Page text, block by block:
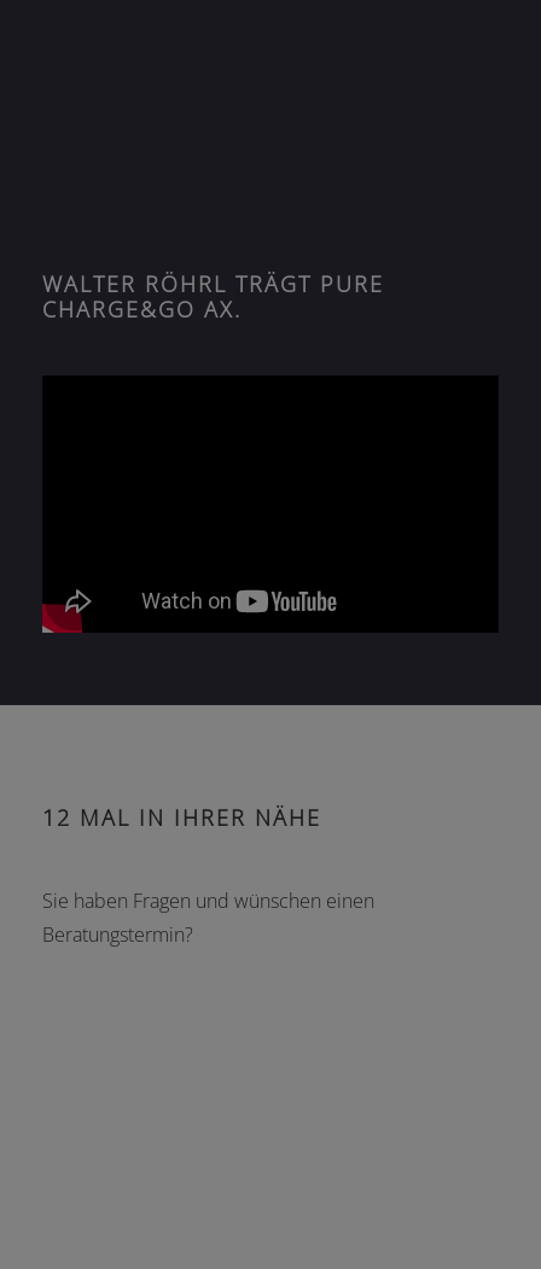
WALTER RÖHRL TRÄGT PURE
CHARGE&GO AX.
12 MAL IN IHRER NÄHE
Sie haben Fragen und wünschen einen
Beratungstermin?